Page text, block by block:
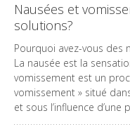
Nausées et
solutions?
Pourquoi avez-vous des
La nausée est la
vomissement est un
vomissement » situé
et sous l’influence